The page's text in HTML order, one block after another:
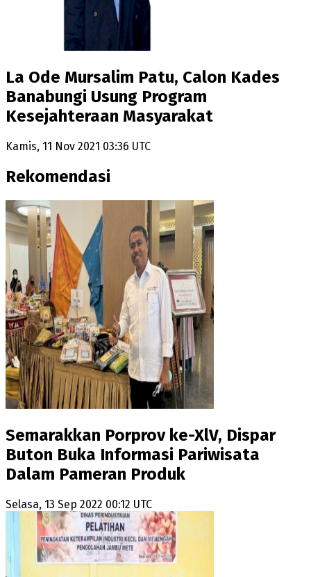
La Ode Mursalim Patu, Calon Kades
Banabungi Usung Program
Kesejahteraan Masyarakat
Kamis, 11 Nov 2021 03:36 UTC
Rekomendasi
Semarakkan Porprov ke-XlV, Dispar
Buton Buka Informasi Pariwisata
Dalam Pameran Produk
Selasa, 13 Sep 2022 00:12 UTC